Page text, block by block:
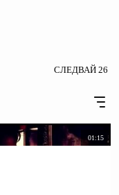
СЛЕДВАЙ 26
01:15